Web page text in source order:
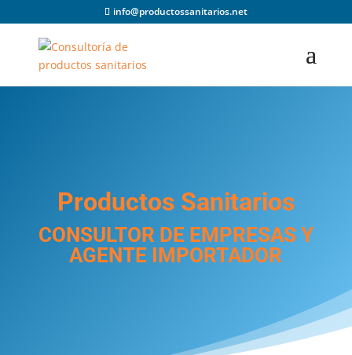
info@productossanitarios.net
Productos Sanitarios
CONSULTOR DE EMPRESAS Y
AGENTE IMPORTADOR